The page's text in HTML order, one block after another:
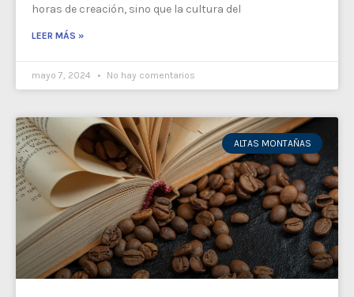
horas de creación, sino que la cultura del
LEER MÁS »
mayo 7, 2024 No hay comentarios
ALTAS MONTAÑAS